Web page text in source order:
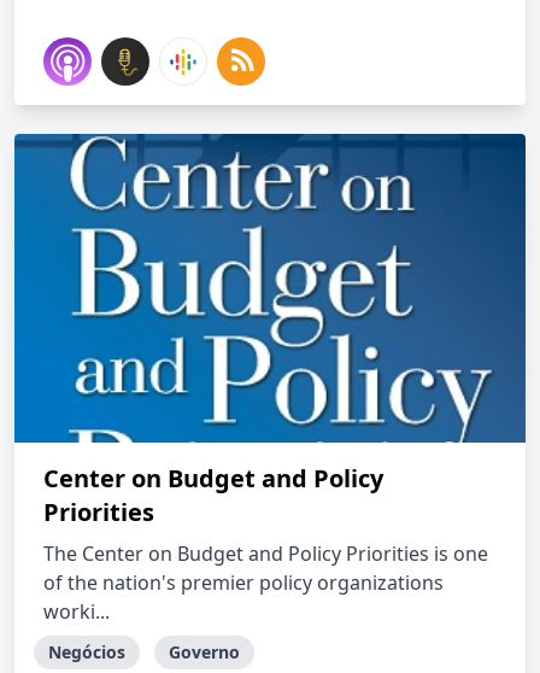
Center on Budget and Policy
Priorities
The Center on Budget and Policy Priorities is one
of the nation's premier policy organizations
worki...
Negócios Governo